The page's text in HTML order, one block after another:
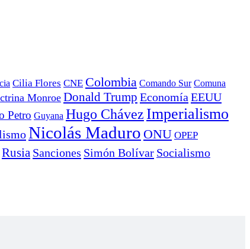
Cilia Flores CNE Colombia Comando Sur Comuna
Monroe Donald Trump Economía EEUU
Petro Guyana Hugo Chávez Imperialismo
Nicolás Maduro ONU OPEP
Rusia Sanciones Simón Bolívar Socialismo